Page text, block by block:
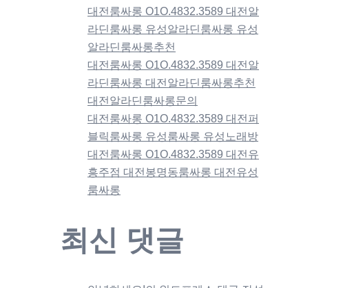
대전룸싸롱 O1O.4832.3589 대전알
라딘룸싸롱 유성알라딘룸싸롱 유성
알라딘룸싸롱추천
대전룸싸롱 O1O.4832.3589 대전알
라딘룸싸롱 대전알라딘룸싸롱추천
대전알라딘룸싸롱문의
대전룸싸롱 O1O.4832.3589 대전퍼
블릭룸싸롱 유성룸싸롱 유성노래방
대전룸싸롱 O1O.4832.3589 대전유
흥주점 대전봉명동룸싸롱 대전유성
룸싸롱
최신 댓글